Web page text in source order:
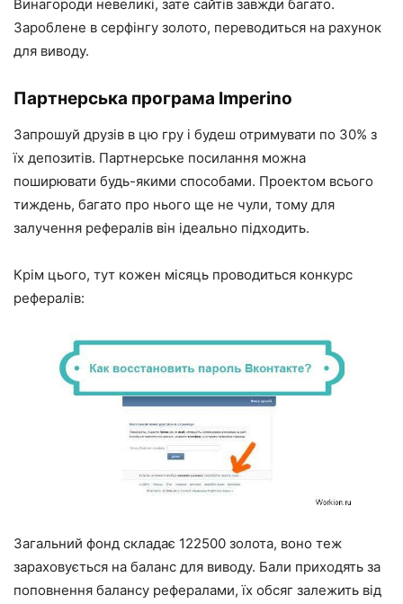
Винагороди невеликі, зате сайтів завжди багато.
Зароблене в серфінгу золото, переводиться на рахунок
для виводу.
Партнерська програма Imperino
Запрошуй друзів в цю гру і будеш отримувати по 30% з
їх депозитів. Партнерське посилання можна
поширювати будь-якими способами. Проектом всього
тиждень, багато про нього ще не чули, тому для
залучення рефералів він ідеально підходить.
Крім цього, тут кожен місяць проводиться конкурс
рефералів:
Загальний фонд складає 122500 золота, воно теж
зараховується на баланс для виводу. Бали приходять за
поповнення балансу рефералами, їх обсяг залежить від